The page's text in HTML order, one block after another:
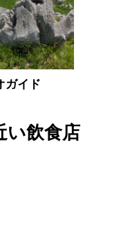
ガイド
い飲食店